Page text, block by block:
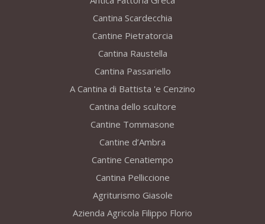
Cantina Scardecchia
Cantine Pietratorcia
Cantina Raustella
Cantina Passariello
A Cantina di Battista 'e Cenzino
Cantina dello scultore
Cantine Tommasone
Cantine d’Ambra
Cantine Cenatiempo
Cantina Pelliccione
Agriturismo Giasole
Azienda Agricola Filippo Florio